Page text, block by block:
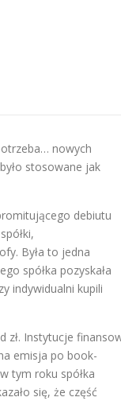
nowych
stosowane jak
debiutu
Była to jedna
spółka pozyskała
indywidualni kupili
zł. Instytucje
emisja po book-
tym roku spółka
się, że część